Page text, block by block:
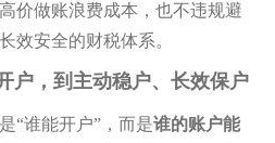
价做账浪费成本，也不违规避
效安全的财税体系。
户，到主动稳户、长效保户
“谁能开户”，而是谁的账户能